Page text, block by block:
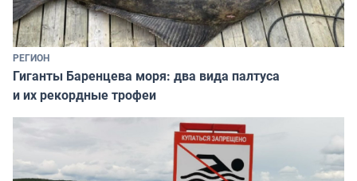
РЕГИОН
Гиганты Баренцева моря: два вида палтуса
и их рекордные трофеи